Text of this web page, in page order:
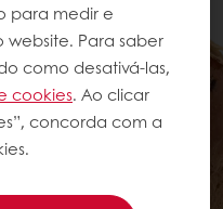
para medir e
website. Para saber
como desativá-las,
cookies. Ao clicar
concorda com a